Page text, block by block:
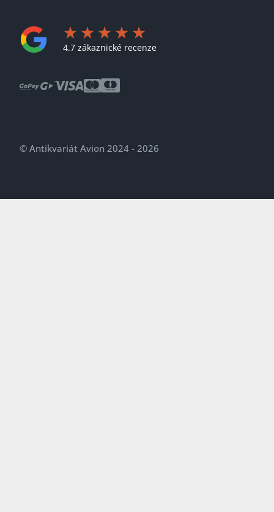
4.7 zákaznické recenze
© Antikvariát Avion 2024 - 2026